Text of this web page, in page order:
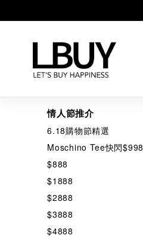
情人節推介
6.18購物節精選
Moschino Tee快閃$998
$888
$1888
$2888
$3888
$4888